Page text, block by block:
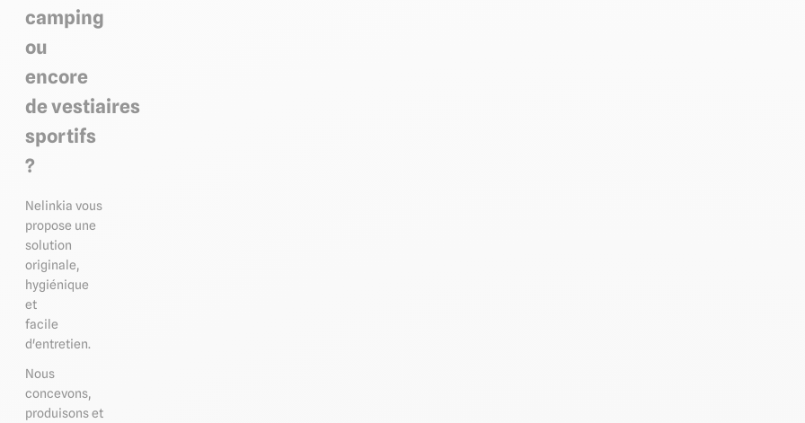
camping
ou
encore
de vestiaires
sportifs
?
Nelinkia vous
propose une
solution
originale,
hygiénique
et
facile
d'entretien.
Nous
concevons,
produisons et